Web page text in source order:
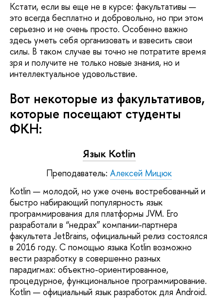
Кстати, если вы еще не в курсе: факультативы —
это всегда бесплатно и добровольно, но при этом
серьезно и не очень просто. Особенно важно
здесь уметь себя организовать и взвесить свои
силы. В таком случае вы точно не потратите время
зря и получите не только новые знания, но и
интеллектуальное удовольствие.
Вот некоторые из факультативов,
которые посещают студенты
ФКН:
Язык Kotlin
Преподаватель: Алексей Мицюк
Kotlin — молодой, но уже очень востребованный и
быстро набирающий популярность язык
программирования для платформы JVM. Его
разработали в “недрах” компании-партнера
факультета JetBrains, официальный релиз состоялся
в 2016 году. С помощью языка Kotlin возможно
вести разработку в совершенно разных
парадигмах: объектно-ориентированное,
процедурное, функциональное программирование.
Kotlin — официальный язык разработок для Android.